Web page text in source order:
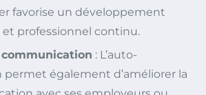
favorise un développement
professionnel continu.
: L’auto-
permet également d’améliorer la